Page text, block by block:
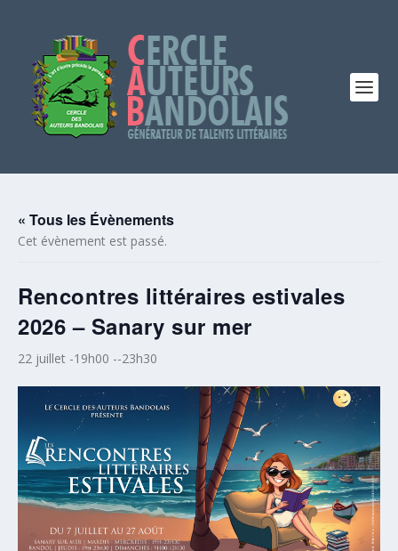
« Tous les Évènements
Cet évènement est passé.
Rencontres littéraires estivales
2026 – Sanary sur mer
22 juillet -19h00 --23h30